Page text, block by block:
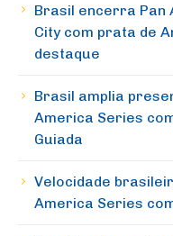
Brasil encerra Pan
City com prata de
destaque
Brasil amplia
America Series
Guiada
Velocidade
America Series